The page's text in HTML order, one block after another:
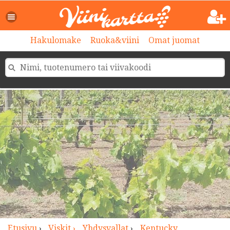
Hakulomake Ruoka&viini Omat juomat